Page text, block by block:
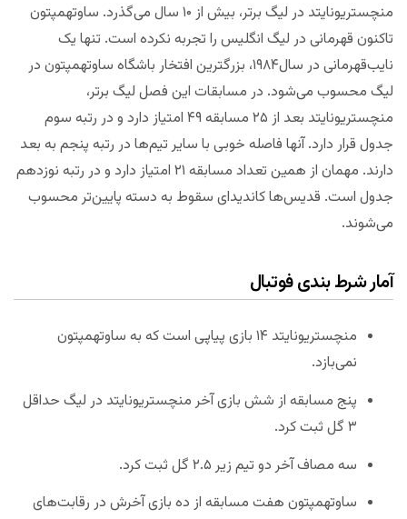
منچستریونایتد در لیگ برتر، بیش از ۱۰ سال می‌گذرد. ساوتهمپتون
تاکنون قهرمانی در لیگ انگلیس را تجربه نکرده است. تنها یک
نایب‌قهرمانی در سال۱۹۸۴، بزرگترین افتخار باشگاه ساوتهمپتون در
لیگ محسوب می‌شود. در مسابقات این فصل لیگ برتر،
منچستریونایتد بعد از ۲۵ مسابقه ۴۹ امتیاز دارد و در رتبه سوم
جدول قرار دارد. آنها فاصله خوبی با سایر تیم‌ها در رتبه پنجم به بعد
دارند. مهمان از همین تعداد مسابقه ۲۱ امتیاز دارد و در رتبه نوزدهم
جدول است. قدیس‌ها کاندیدای سقوط به دسته پایین‌تر محسوب
می‌شوند.
آمار شرط بندی فوتبال
منچستریونایتد ۱۴ بازی پیاپی است که به ساوتهمپتون
نمی‌بازد.
پنج مسابقه از شش بازی آخر منچستریونایتد در لیگ حداقل
۳ گل ثبت کرد.
سه مصاف آخر دو تیم زیر ۲.۵ گل ثبت کرد.
ساوتهمپتون هفت مسابقه از ده بازی آخرش در رقابت‌های